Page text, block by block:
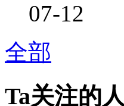
07-12
全部
Ta关注的人